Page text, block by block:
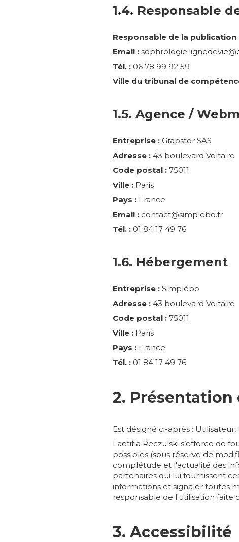
1.4. Responsable
Responsable de la publication
Email :
Tél. : 06 78 99 92 59
Ville du tribunal de
1.5. Agence /
Entreprise : Grapstor SAS
Adresse : 43 boulevard Voltaire
Code postal : 75011
Ville : Paris
Pays : France
Email : contact@simplebo.fr
Tél. : 01 84 17 49 76
1.6. Hébergement
Entreprise : Simplébo
Adresse : 43 boulevard Voltaire
Code postal : 75011
Ville : Paris
Pays : France
Tél. : 01 84 17 49 76
2.
Est désigné ci-après :
Laetitia Reczulski s’efforce de
possibles (sous réserve de
complétude et l'actualité des
partenaires qui lui fournissent
informations et signaler toutes
responsable de l'utilisation
3. Accessibilité